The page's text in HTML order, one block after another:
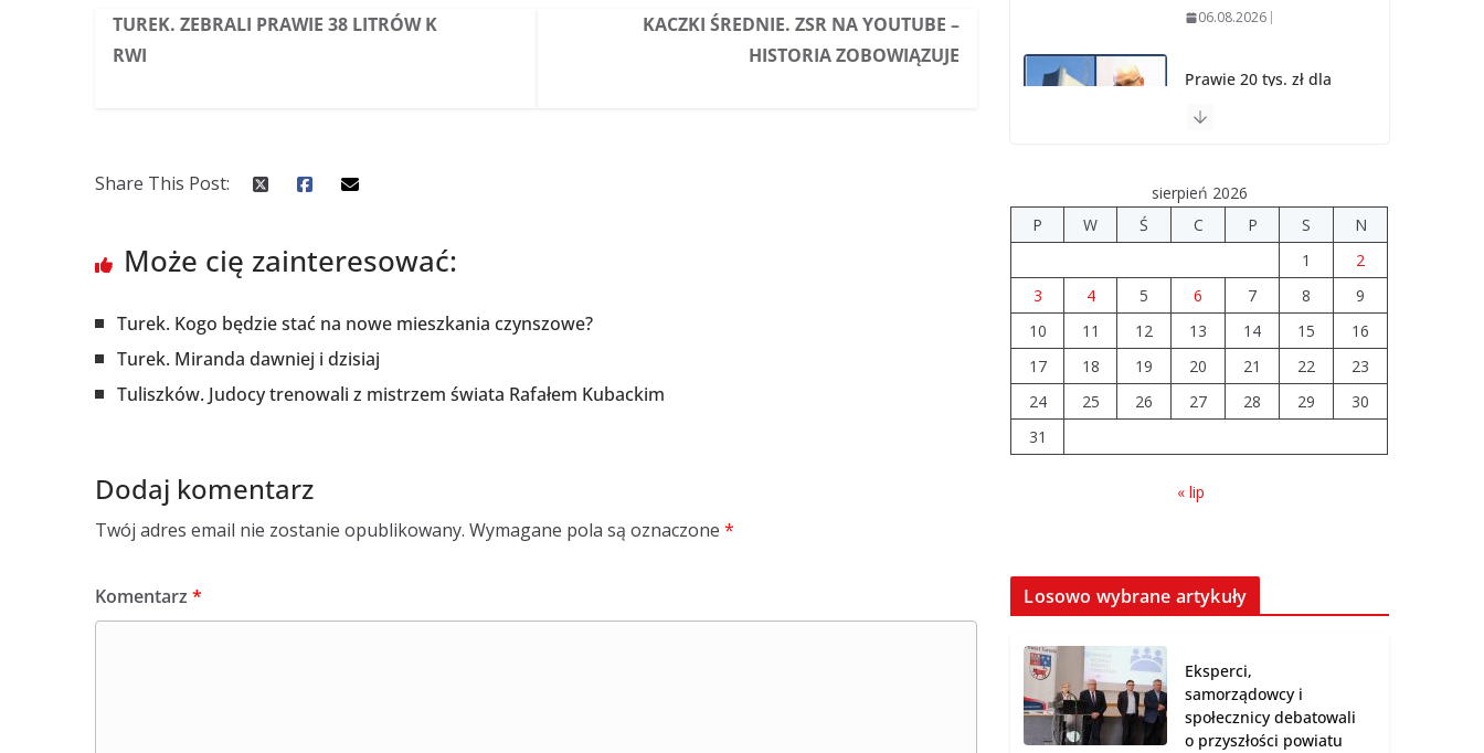
TUREK. ZEBRALI PRAWIE 38 LITRÓW K
RWI
KACZKI ŚREDNIE. ZSR NA YOUTUBE –
HISTORIA ZOBOWIĄZUJE
Share This Post:
Może cię zainteresować:
Turek. Kogo będzie stać na nowe mieszkania czynszowe?
Turek. Miranda dawniej i dzisiaj
Tuliszków. Judocy trenowali z mistrzem świata Rafałem Kubackim
Dodaj komentarz
Twój adres email nie zostanie opublikowany. Wymagane pola są oznaczone *
Komentarz *
06.08.2026
Prawie 20 tys. zł dla
Podwyżka mimo
04.08.2026
Upały groźne dla
zwierząt. Weterynaria
apeluje
04.08.2026
Wiata Wielkopolska.
Dotacje nawet do 300
nieczynne
06.08.2026
sierpień 2026
P
W Ś C P S
N
1
2
3
4 5 6 7 8
9
10
11 12 13 14 15
16
17
18 19 20 21 22
23
24
25 26 27 28 29
30
31
« lip
Losowo wybrane artykuły
Eksperci,
samorządowcy i
społecznicy debatowali
o przyszłości powiatu